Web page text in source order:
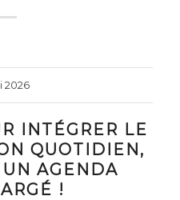
2026
INTÉGRER LE
QUOTIDIEN,
AGENDA
!